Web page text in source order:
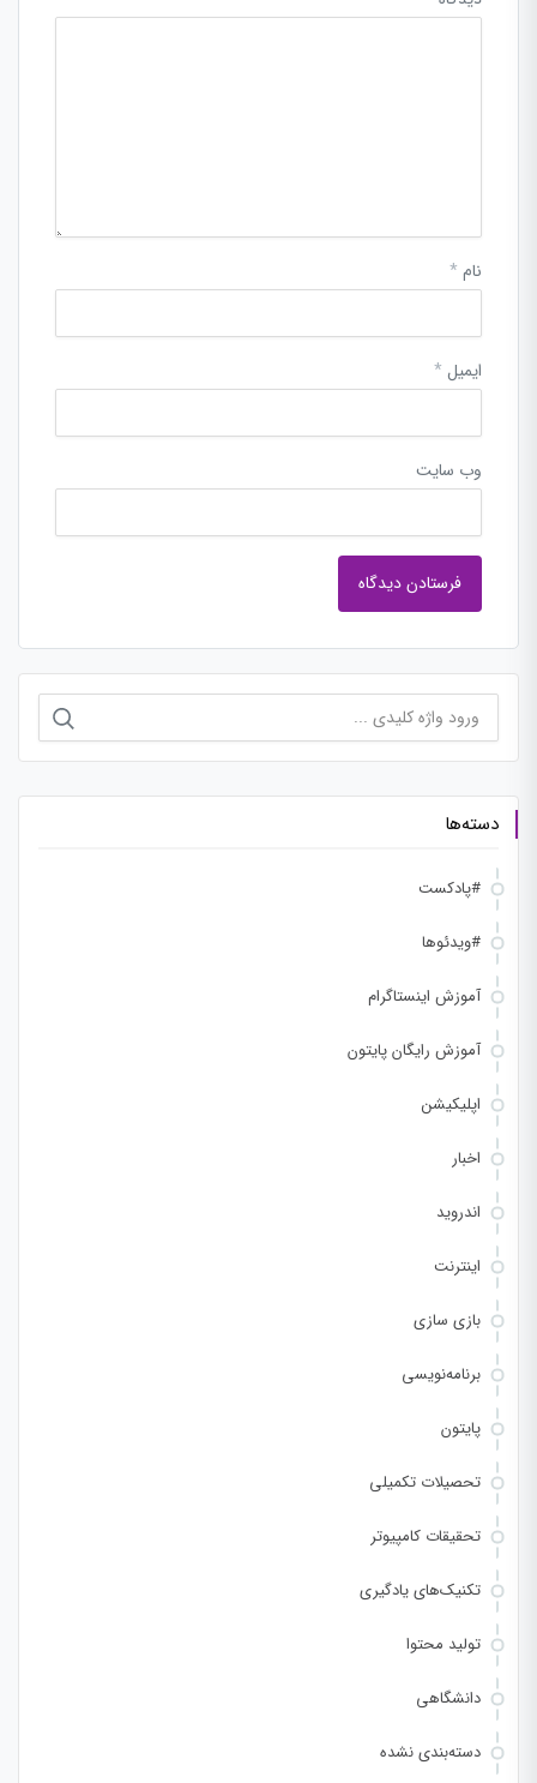
نام *
ایمیل *
وب‌ سایت
برای:
دسته‌ها
#پادکست
#ویدئوها
آموزش اینستاگرام
آموزش رایگان پایتون
اپلیکیشن
اخبار
اندروید
اینترنت
بازی سازی
برنامه‌نویسی
پایتون
تحصیلات تکمیلی
تحقیقات کامپیوتر
تکنیک‌های یادگیری
تولید محتوا
دانشگاهی
دسته‌بندی نشده